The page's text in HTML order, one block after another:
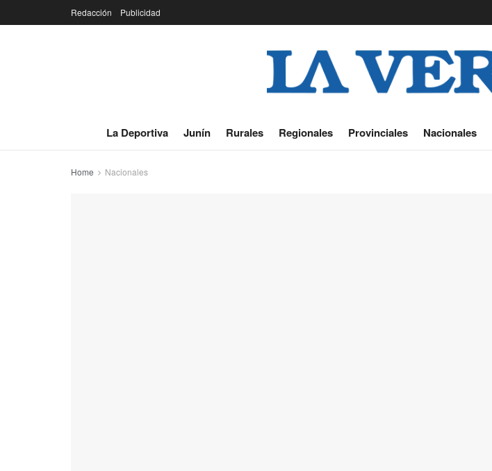
Redacción Publicidad
La Deportiva Junín Rurales Regionales Provinciales Nacionales
Home Nacionales